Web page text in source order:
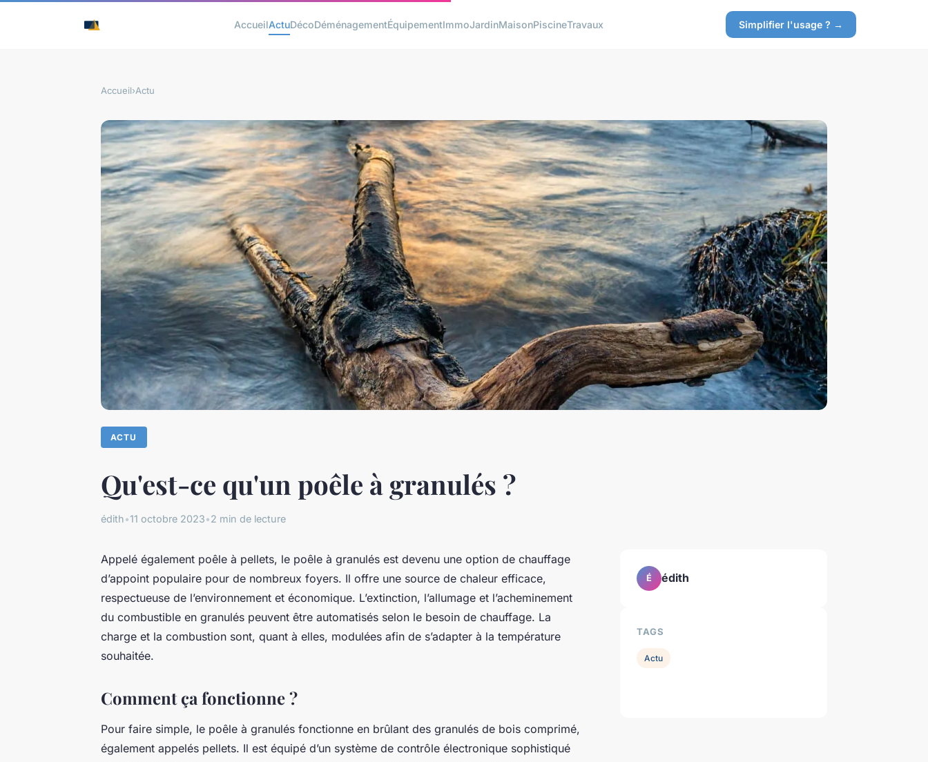
AccueilActuDécoDéménagementÉquipementImmoJardinMaisonPiscineTravaux Simplifier l'usage ? →
Accueil›Actu
ACTU
Qu'est-ce qu'un poêle à granulés ?
édith•11 octobre 2023•2 min de lecture
Appelé également poêle à pellets, le poêle à granulés est devenu une option de chauffage
d’appoint populaire pour de nombreux foyers. Il offre une source de chaleur efficace,
respectueuse de l’environnement et économique. L’extinction, l’allumage et l’acheminement
du combustible en granulés peuvent être automatisés selon le besoin de chauffage. La
charge et la combustion sont, quant à elles, modulées afin de s’adapter à la température
souhaitée.
Comment ça fonctionne ?
Pour faire simple, le poêle à granulés fonctionne en brûlant des granulés de bois comprimé,
également appelés pellets. Il est équipé d’un système de contrôle électronique sophistiqué
É édith
TAGS
Actu